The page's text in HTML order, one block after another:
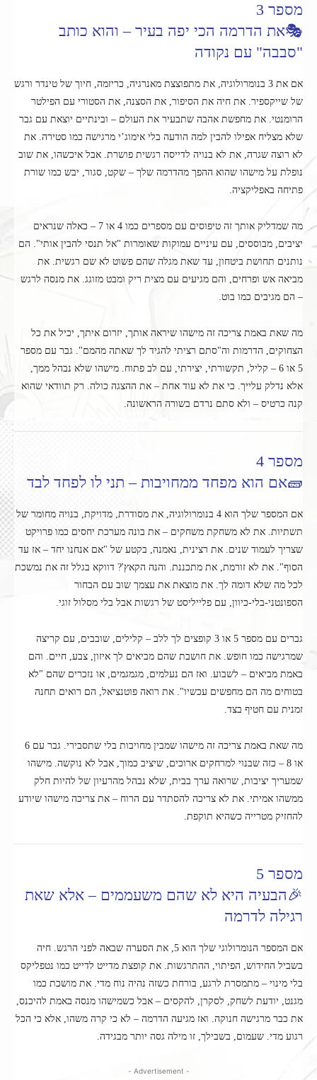
מספר 3
🎭את הדרמה הכי יפה בעיר – והוא כותב
"סבבה" עם נקודה
אם את 3 בנומרולוגיה, את מתפוצצת מאנרגיה, כריזמה, חיוך של טינדר ורגש
של שייקספיר. את חיה את הסיפור, את הסצנה, את הסטורי עם הפילטר
הרומנטי. את מחפשת אהבה שתבעיר את העולם – ובינתיים יוצאת עם גבר
שלא מצליח אפילו להבין למה הודעה בלי אימוג’י מרגישה כמו סטירה. את
לא רוצה שגרה, את לא בנויה לדייסה רגשית פושרת. אבל איכשהו, את שוב
נופלת על מישהו שהוא ההפך מהדרמה שלך – שקט, סגור, יבש כמו שורת
פתיחה באפליקציה.
מה שמדליק אותך זה טיפוסים עם מספרים כמו 4 או 7 – כאלה שנראים
יציבים, מבוססים, עם עיניים עמוקות שאומרות "אל תנסי להבין אותי". הם
נותנים תחושת ביטחון, עד שאת מגלה שהם פשוט לא שם רגשית. את
מביאה אש ופרחים, והם מגיעים עם מצית ריק ומבט מזוגג. את מנסה לרגש
– הם מגיבים כמו בוט.
מה שאת באמת צריכה זה מישהו שיראה אותך, יזרום איתך, יכיל את כל
הצחוקים, הדרמות וה"סתם רציתי להגיד לך שאתה מהמם". גבר עם מספר
5 או 6 – קליל, תקשורתי, יצירתי, עם לב פתוח. מישהו שלא נבהל ממך,
אלא נדלק עלייך. כי את לא עוד אחת – את ההצגה כולה. רק תוודאי שהוא
קנה כרטיס – ולא סתם נרדם בשורה הראשונה.
מספר 4
🧱אם הוא מפחד ממחויבות – תני לו לפחד לבד
אם המספר שלך הוא 4 בנומרולוגיה, את מסודרת, מדויקת, בנויה מחומר של
תשתיות. את לא משחקת משחקים – את בונה מערכת יחסים כמו פרויקט
שצריך לעמוד שנים. את רצינית, נאמנה, בקטע של "אם אנחנו יחד – אז עד
הסוף". את לא זורמת, את מתכננת. והנה הקאץ'? דווקא בגלל זה את נמשכת
לכל מה שלא דומה לך. את מוצאת את עצמך שוב עם הבחור
הספונטני-בלי-כיוון, עם פלייליסט של רגשות אבל בלי מסלול זוגי.
גברים עם מספר 5 או 3 קופצים לך ללב – קלילים, שובבים, עם קריצה
שמרגישה כמו חופש. את חושבת שהם מביאים לך איזון, צבע, חיים. והם
באמת מביאים – לשבוע. ואז הם נעלמים, מגמגמים, או נזכרים שהם "לא
בטוחים מה הם מחפשים עכשיו". את רואה פוטנציאל, הם רואים תחנה
זמנית עם חטיף בצד.
מה שאת באמת צריכה זה מישהו שמבין מחויבות בלי שתסבירי. גבר עם 6
או 8 – כזה שבנוי למרחקים ארוכים, שיציב כמוך, אבל לא נוקשה. מישהו
שמעריך יציבות, שרואה ערך בבית, שלא נבהל מהרעיון של להיות חלק
ממשהו אמיתי. את לא צריכה להסתדר עם הרוח – את צריכה מישהו שיודע
להחזיק מטרייה כשהיא תוקפת.
מספר 5
🎉הבעיה היא לא שהם משעממים – אלא שאת
רגילה לדרמה
אם המספר הנומרולוגי שלך הוא 5, את הסערה שבאה לפני הרגש. חיה
בשביל החידוש, הפיתוי, ההתרגשות. את קופצת מדייט לדייט כמו נטפליקס
בלי מינוי – מתמסרת לרגע, בורחת כשזה נהיה נוח מדי. את מושכת כמו
מגנט, יודעת לשחק, לסקרן, להקסים – אבל כשמישהו מנסה באמת להיכנס,
את כבר מרגישה חנוקה. ואז מגיעה הדרמה – לא כי קרה משהו, אלא כי הכל
רגוע מדי. שעמום, בשבילך, זו מילה גסה יותר מבגידה.
- Advertisement -